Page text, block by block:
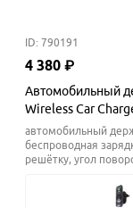
ID: 790191
4 380 ₽
Автомобильный
Wireless Car
автомобильный
беспроводная
решётку, угол